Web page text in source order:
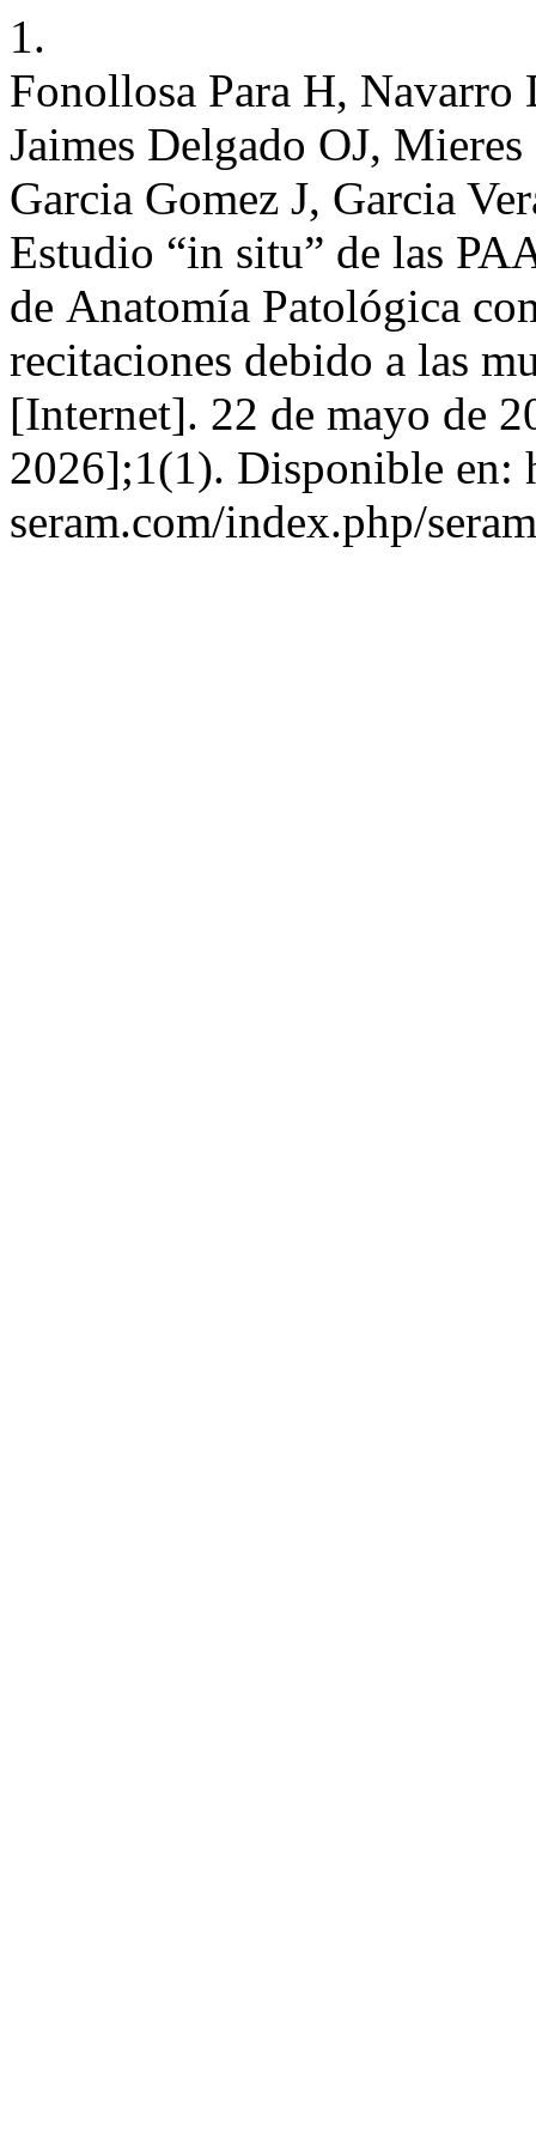
1.
Fonollosa Para H,
Jaimes Delgado OJ,
Garcia Gomez J, Garcia
Estudio “in situ” de las
de Anatomía Patológica
recitaciones debido a las
[Internet]. 22 de mayo de
2026];1(1). Disponible en:
seram.com/index.php/